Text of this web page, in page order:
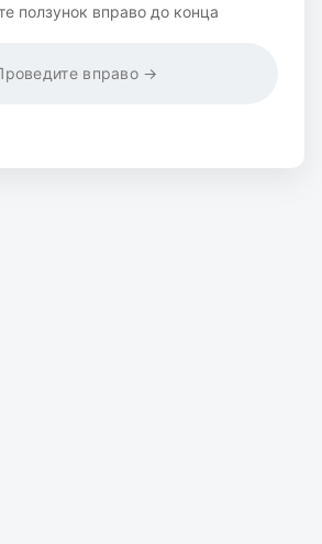
ползунок вправо до конца
вправо →